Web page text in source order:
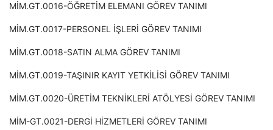
MİM.GT.0016-ÖĞRETİM ELEMANI GÖREV TANIMI
MİM.GT.0017-PERSONEL İŞLERİ GÖREV TANIMI
MİM.GT.0018-SATIN ALMA GÖREV TANIMI
MİM.GT.0019-TAŞINIR KAYIT YETKİLİSİ GÖREV TANIMI
MİM.GT.0020-ÜRETİM TEKNİKLERİ ATÖLYESİ GÖREV TANIMI
MİM-GT.0021-DERGİ HİZMETLERİ GÖREV TANIMI